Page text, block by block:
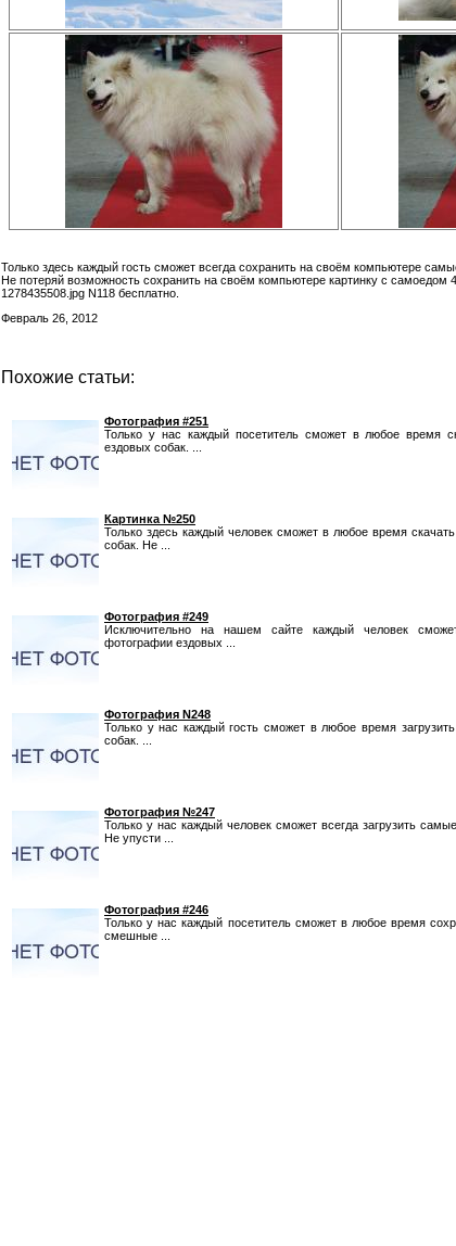
Только здесь каждый гость сможет всегда сохранить на своём компьютере
Не потеряй возможность сохранить на своём компьютере картинку с
1278435508.jpg N118 бесплатно.
Февраль 26, 2012
Похожие статьи:
Фотография #251
Только у нас каждый посетитель сможет в любое время
ездовых собак. ...
Картинка №250
Только здесь каждый человек сможет в любое время
собак. Не ...
Фотография #249
Исключительно на нашем сайте каждый человек
фотографии ездовых ...
Фотография N248
Только у нас каждый гость сможет в любое время
собак. ...
Фотография №247
Только у нас каждый человек сможет всегда загрузить
Не упусти ...
Фотография #246
Только у нас каждый посетитель сможет в любое время
смешные ...